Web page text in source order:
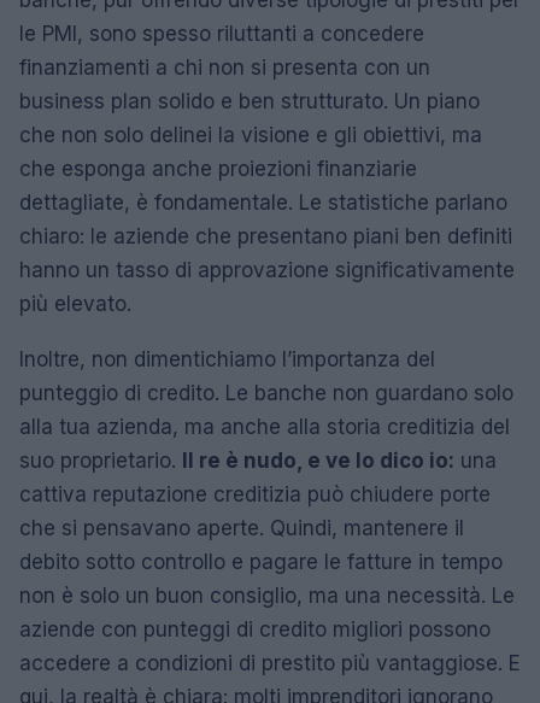
le PMI, sono spesso riluttanti a concedere
finanziamenti a chi non si presenta con un
business plan solido e ben strutturato. Un piano
che non solo delinei la visione e gli obiettivi, ma
che esponga anche proiezioni finanziarie
dettagliate, è fondamentale. Le statistiche parlano
chiaro: le aziende che presentano piani ben definiti
hanno un tasso di approvazione significativamente
più elevato.
Inoltre, non dimentichiamo l’importanza del
punteggio di credito. Le banche non guardano solo
alla tua azienda, ma anche alla storia creditizia del
suo proprietario.
Il re è nudo, e ve lo dico io: una
cattiva reputazione creditizia può chiudere porte
che si pensavano aperte. Quindi, mantenere il
debito sotto controllo e pagare le fatture in tempo
non è solo un buon consiglio, ma una necessità. Le
aziende con punteggi di credito migliori possono
accedere a condizioni di prestito più vantaggiose. E
qui, la realtà è chiara: molti imprenditori ignorano